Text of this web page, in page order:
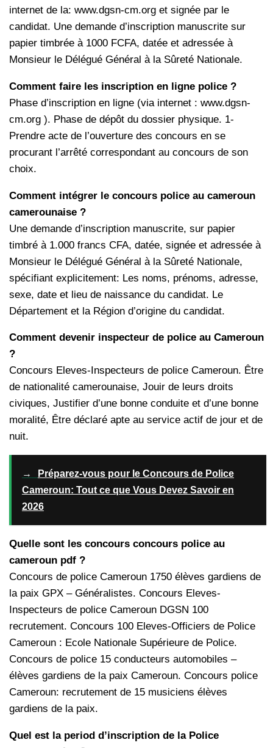
internet de la: www.dgsn-cm.org et signée par le
candidat. Une demande d’inscription manuscrite sur
papier timbrée à 1000 FCFA, datée et adressée à
Monsieur le Délégué Général à la Sûreté Nationale.
Comment faire les inscription en ligne police ?
Phase d’inscription en ligne (via internet : www.dgsn-
cm.org ). Phase de dépôt du dossier physique. 1-
Prendre acte de l’ouverture des concours en se
procurant l’arrêté correspondant au concours de son
choix.
Comment intégrer le concours police au cameroun
camerounaise ?
Une demande d’inscription manuscrite, sur papier
timbré à 1.000 francs CFA, datée, signée et adressée à
Monsieur le Délégué Général à la Sûreté Nationale,
spécifiant explicitement: Les noms, prénoms, adresse,
sexe, date et lieu de naissance du candidat. Le
Département et la Région d’origine du candidat.
Comment devenir inspecteur de police au Cameroun
?
Concours Eleves-Inspecteurs de police Cameroun. Être
de nationalité camerounaise, Jouir de leurs droits
civiques, Justifier d’une bonne conduite et d’une bonne
moralité, Être déclaré apte au service actif de jour et de
nuit.
→
Préparez-vous pour le Concours de Police
Cameroun: Tout ce que Vous Devez Savoir en
2026
Quelle sont les concours concours police au
cameroun pdf ?
Concours de police Cameroun 1750 élèves gardiens de
la paix GPX – Généralistes. Concours Eleves-
Inspecteurs de police Cameroun DGSN 100
recrutement. Concours 100 Eleves-Officiers de Police
Cameroun : Ecole Nationale Supérieure de Police.
Concours de police 15 conducteurs automobiles –
élèves gardiens de la paix Cameroun. Concours police
Cameroun: recrutement de 15 musiciens élèves
gardiens de la paix.
Quel est la period d’inscription de la Police